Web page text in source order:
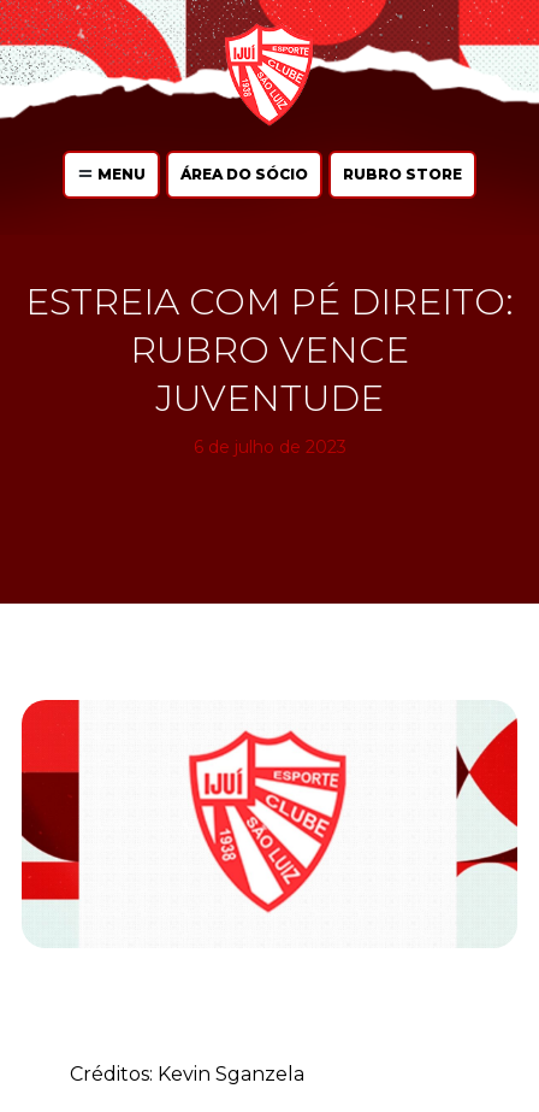
MENU ÁREA DO SÓCIO RUBRO STORE
ESTREIA COM PÉ DIREITO:
RUBRO VENCE
JUVENTUDE
6 de julho de 2023
Créditos: Kevin Sganzela